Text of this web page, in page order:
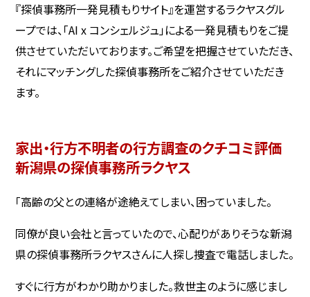
『探偵事務所一発見積もりサイト』を運営するラクヤスグル
ープでは、「AI x コンシェルジュ」による一発見積もりをご提
供させていただいております。ご希望を把握させていただき、
それにマッチングした探偵事務所をご紹介させていただき
ます。
家出・行方不明者の行方調査のクチコミ評価
新潟県の探偵事務所ラクヤス
「高齢の父との連絡が途絶えてしまい、困っていました。
同僚が良い会社と言っていたので、心配りがありそうな新潟
県の探偵事務所ラクヤスさんに人探し捜査で電話しました。
すぐに行方がわかり助かりました。救世主のように感じまし